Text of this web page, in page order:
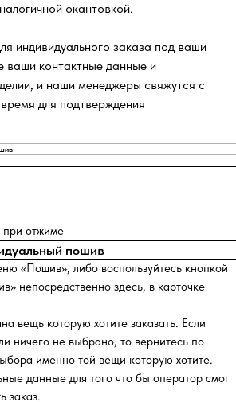
окантовкой.
индивидуального заказа под ваши
ваши контактные данные и
и наши менеджеры свяжутся с
для подтверждения
при отжиме
пошив
«Пошив», либо воспользуйтесь кнопкой
непосредственно здесь, в карточке
вещь которую хотите заказать. Если
ничего не выбрано, то вернитесь по
именно той вещи которую хотите.
данные для того что бы оператор смог
заказ.